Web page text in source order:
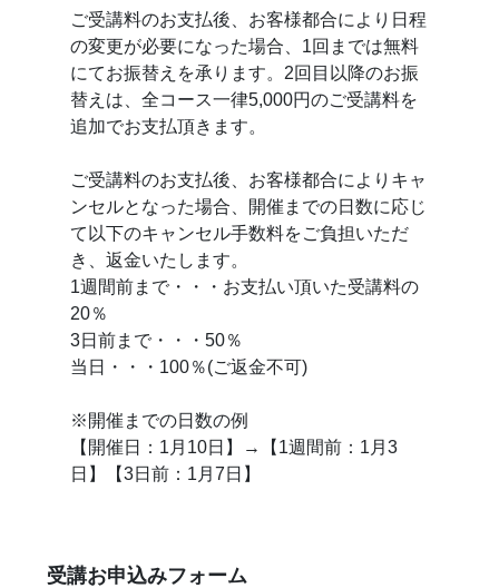
ご受講料のお支払後、お客様都合により日程
の変更が必要になった場合、1回までは無料
にてお振替えを承ります。2回目以降のお振
替えは、全コース一律5,000円のご受講料を
追加でお支払頂きます。
ご受講料のお支払後、お客様都合によりキャ
ンセルとなった場合、開催までの日数に応じ
て以下のキャンセル手数料をご負担いただ
き、返金いたします。
1週間前まで・・・お支払い頂いた受講料の
20％
3日前まで・・・50％
当日・・・100％(ご返金不可)
※開催までの日数の例
【開催日：1月10日】→【1週間前：1月3
日】【3日前：1月7日】
受講お申込みフォーム